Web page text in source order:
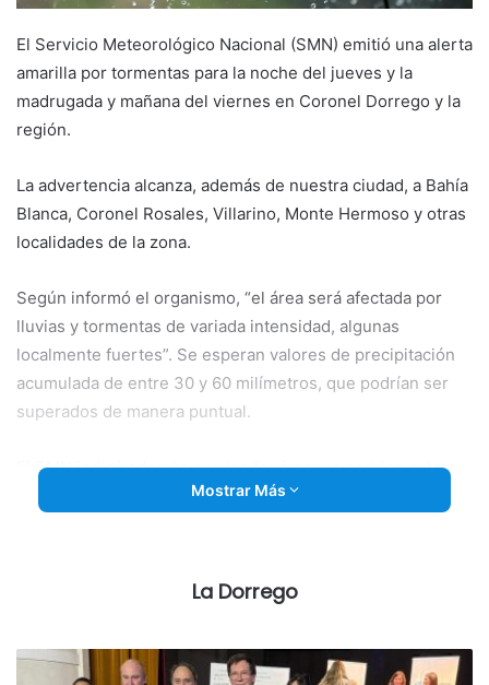
El Servicio Meteorológico Nacional (SMN) emitió una alerta
amarilla por tormentas para la noche del jueves y la
madrugada y mañana del viernes en Coronel Dorrego y la
región.
La advertencia alcanza, además de nuestra ciudad, a Bahía
Blanca, Coronel Rosales, Villarino, Monte Hermoso y otras
localidades de la zona.
Según informó el organismo, “el área será afectada por
lluvias y tormentas de variada intensidad, algunas
localmente fuertes”. Se esperan valores de precipitación
acumulada de entre 30 y 60 milímetros, que podrían ser
superados de manera puntual.
El SMN indicó además que los fenómenos podrían estar
acompañados por abundante caída de agua en cortos
• Evitá salir.
Mostrar Más
La Dorrego